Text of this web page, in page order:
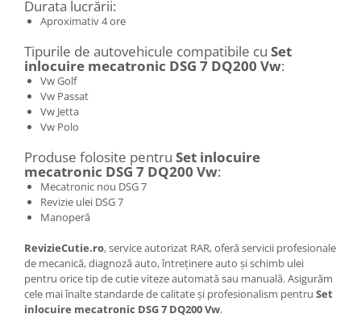
Durata lucrării:
Aproximativ 4 ore
Tipurile de autovehicule compatibile cu Set
inlocuire mecatronic DSG 7 DQ200 Vw:
Vw Golf
Vw Passat
Vw Jetta
Vw Polo
Produse folosite pentru Set inlocuire
mecatronic DSG 7 DQ200 Vw:
Mecatronic nou DSG 7
Revizie ulei DSG 7
Manoperă
RevizieCutie.ro, service autorizat RAR, oferă servicii profesionale
de mecanică, diagnoză auto, întreținere auto și schimb ulei
pentru orice tip de cutie viteze automată sau manuală. Asigurăm
cele mai înalte standarde de calitate și profesionalism pentru Set
inlocuire mecatronic DSG 7 DQ200 Vw.